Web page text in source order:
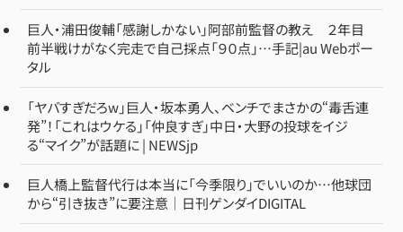
巨人・浦田俊輔「感謝しかない」阿部前監督の教え ２年目
前半戦けがなく完走で自己採点「９０点」…手記|au Webポー
タル
「ヤバすぎだろw」巨人・坂本勇人、ベンチでまさかの“毒舌連
発”！「これはウケる」「仲良すぎ」中日・大野の投球をイジ
る“マイク”が話題に | NEWSjp
巨人橋上監督代行は本当に「今季限り」でいいのか…他球団
から“引き抜き”に要注意｜日刊ゲンダイDIGITAL